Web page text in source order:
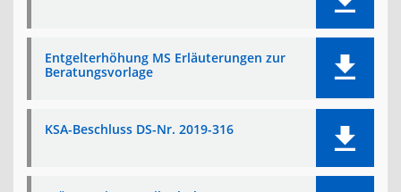
Entgelterhöhung MS Erläuterungen zur
Beratungsvorlage
KSA-Beschluss DS-Nr. 2019-316